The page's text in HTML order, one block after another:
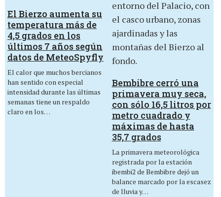
El Bierzo aumenta su
temperatura más de
4,5 grados en los
últimos 7 años según
datos de MeteoSpyfly
El calor que muchos bercianos
han sentido con especial
intensidad durante las últimas
semanas tiene un respaldo
claro en los…
Bembibre cerró una
primavera muy seca,
con sólo 16,5 litros por
metro cuadrado y
máximas de hasta
35,7 grados
La primavera meteorológica
registrada por la estación
ibembi2 de Bembibre dejó un
balance marcado por la escasez
de lluvia y…